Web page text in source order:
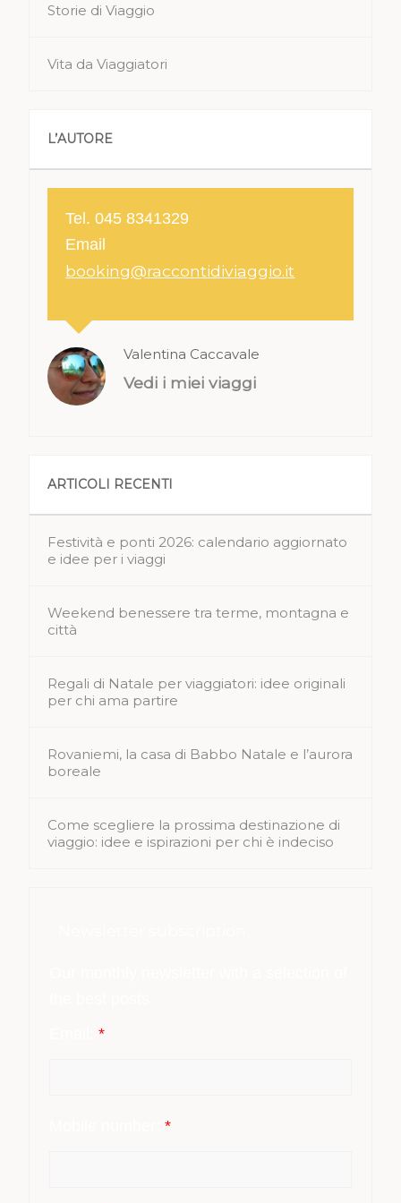
Storie di Viaggio
Vita da Viaggiatori
L’AUTORE
Tel. 045 8341329
Email
booking@raccontidiviaggio.it
Valentina Caccavale
Vedi i miei viaggi
ARTICOLI RECENTI
Festività e ponti 2026: calendario aggiornato
e idee per i viaggi
Weekend benessere tra terme, montagna e
città
Regali di Natale per viaggiatori: idee originali
per chi ama partire
Rovaniemi, la casa di Babbo Natale e l’aurora
boreale
Come scegliere la prossima destinazione di
viaggio: idee e ispirazioni per chi è indeciso
Email:*
Mobile number:*